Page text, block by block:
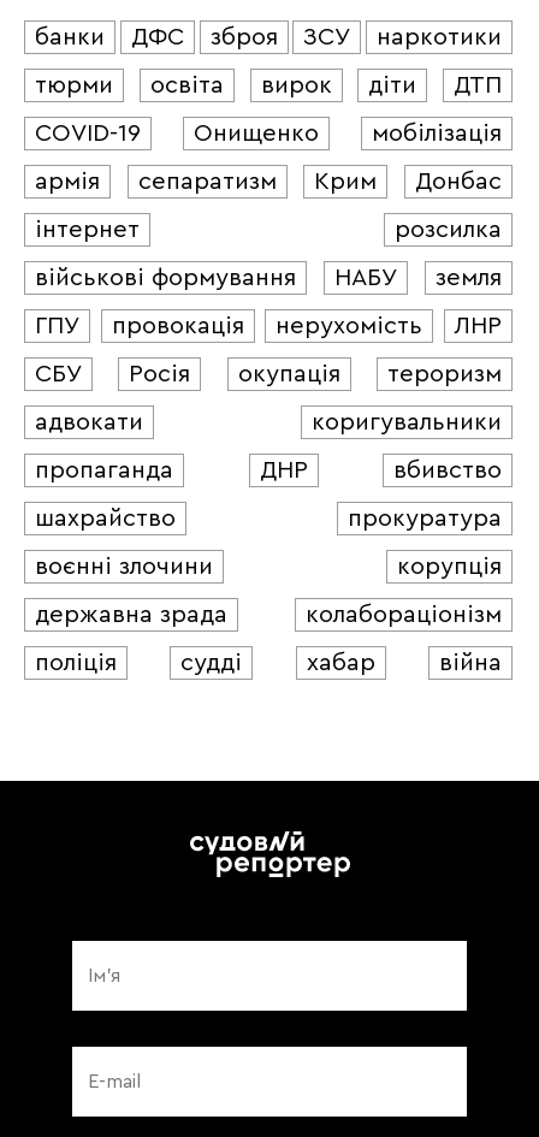
банки ДФС зброя ЗСУ
наркотики
тюрми
освіта вирок діти
ДТП
COVID-19
Онищенко
мобілізація
армія
сепаратизм Крим
Донбас
інтернет
розсилка
військові формування
НАБУ
земля
ГПУ
провокація нерухомість
ЛНР
СБУ
Росія окупація
тероризм
адвокати
коригувальники
пропаганда
ДНР
вбивство
шахрайство
прокуратура
воєнні злочини
корупція
державна зрада
колабораціонізм
поліція
судді хабар війна